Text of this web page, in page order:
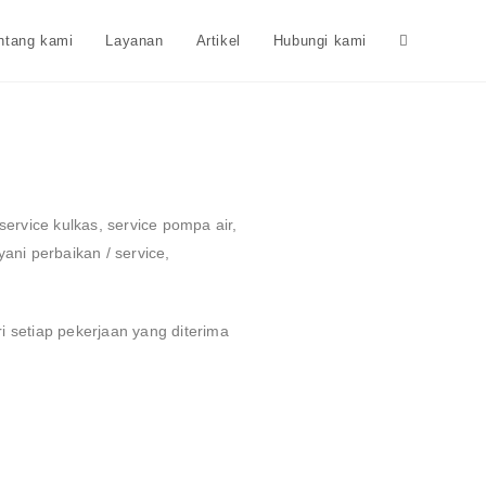
kami Layanan Artikel Hubungi kami
kulkas, service pompa air,
perbaikan / service,
setiap pekerjaan yang diterima